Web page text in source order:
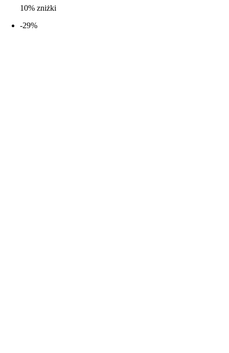
10% zniżki
-29%